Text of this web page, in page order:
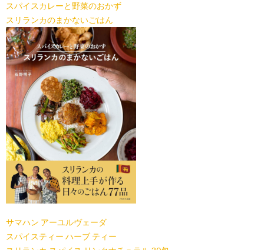
スパイスカレーと野菜のおかず
スリランカのまかないごはん
サマハン アーユルヴェーダ
スパイスティー ハーブ ティー